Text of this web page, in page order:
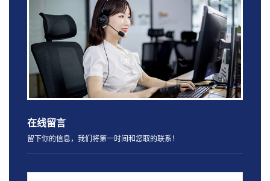
在线留言
留下你的信息，我们将第一时间和您取的联系！